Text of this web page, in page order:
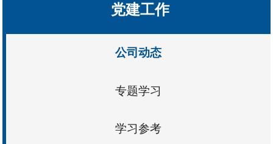
党建工作
公司动态
专题学习
学习参考